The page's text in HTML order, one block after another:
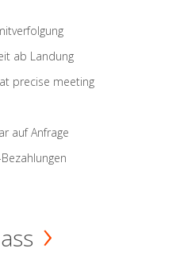
ab Landung
precise meeting
auf Anfrage